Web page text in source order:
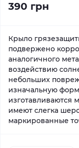
390 грн
Крыло
подвержено
аналогичного
воздействию
небольших
изначальную
изготавливаются
имеют слегка
маркированные